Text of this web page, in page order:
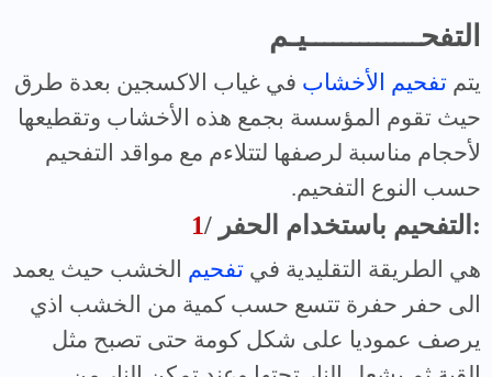
التفحـــــــــــــيـم
يتم تفحيم الأخشاب في غياب الاكسجين بعدة طرق
حيث تقوم المؤسسة بجمع هذه الأخشاب وتقطيعها
لأحجام مناسبة لرصفها لتتلاءم مع مواقد التفحيم
حسب النوع التفحيم.
1 / التفحيم باستخدام الحفر:
هي الطريقة التقليدية في تفحيم الخشب حيث يعمد
الى حفر حفرة تتسع حسب كمية من الخشب اذي
يرصف عموديا على شكل كومة حتى تصبح مثل